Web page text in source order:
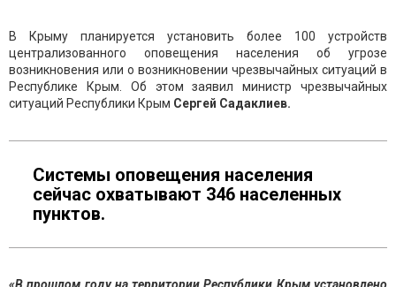
В Крыму планируется установить более 100 устройств
централизованного оповещения населения об угрозе
возникновения или о возникновении чрезвычайных ситуаций в
Республике Крым. Об этом заявил министр чрезвычайных
ситуаций Республики Крым Сергей Садаклиев.
Системы оповещения населения
сейчас охватывают 346 населенных
пунктов.